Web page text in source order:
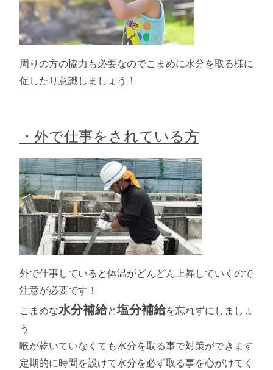
周りの方の協力も必要なのでこまめに水分を取る様に
促したり意識しましょう！
・外で仕事をされている方
外で仕事していると体温がどんどん上昇していくので
注意が必要です！
こまめな水分補給と塩分補給を忘れずにしましょ
う
喉が乾いていなくても水分を取る事で対策ができます
定期的に時間を設けて水分を必ず取る事を心がけてく